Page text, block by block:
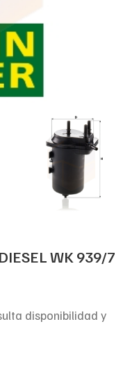
WK 939/7
disponibilidad y